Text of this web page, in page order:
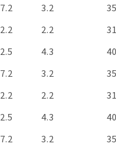
3.2 35
2.2 31
4.3 40
3.2 35
2.2 31
4.3 40
3.2 35